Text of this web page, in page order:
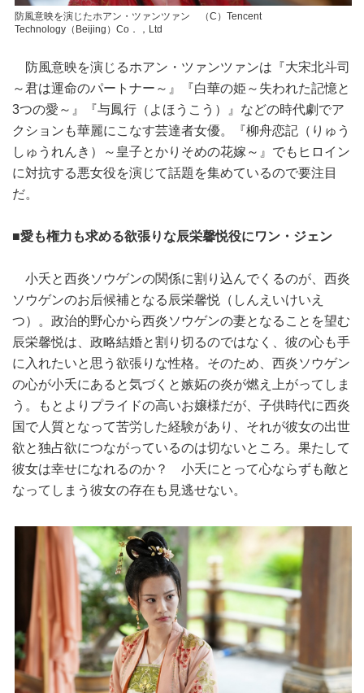
防風意映を演じたホアン・ツァンツァン （C）Tencent
Technology（Beijing）Co．，Ltd
防風意映を演じるホアン・ツァンツァンは『大宋北斗司
～君は運命のパートナー～』『白華の姫～失われた記憶と
3つの愛～』『与鳳行（よほうこう）』などの時代劇でア
クションも華麗にこなす芸達者女優。『柳舟恋記（りゅう
しゅうれんき）～皇子とかりそめの花嫁～』でもヒロイン
に対抗する悪女役を演じて話題を集めているので要注目
だ。
■愛も権力も求める欲張りな辰栄馨悦役にワン・ジェン
小夭と西炎ソウゲンの関係に割り込んでくるのが、西炎
ソウゲンのお后候補となる辰栄馨悦（しんえいけいえ
つ）。政治的野心から西炎ソウゲンの妻となることを望む
辰栄馨悦は、政略結婚と割り切るのではなく、彼の心も手
に入れたいと思う欲張りな性格。そのため、西炎ソウゲン
の心が小夭にあると気づくと嫉妬の炎が燃え上がってしま
う。もとよりプライドの高いお嬢様だが、子供時代に西炎
国で人質となって苦労した経験があり、それが彼女の出世
欲と独占欲につながっているのは切ないところ。果たして
彼女は幸せになれるのか？ 小夭にとって心ならずも敵と
なってしまう彼女の存在も見逃せない。